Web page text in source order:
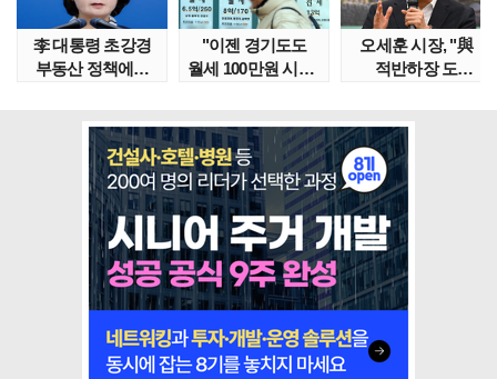
李 대통령 초강경
부동산 정책에…
"이젠 경기도도
월세 100만원 시대"
오세훈 시장, "與
적반하장 도